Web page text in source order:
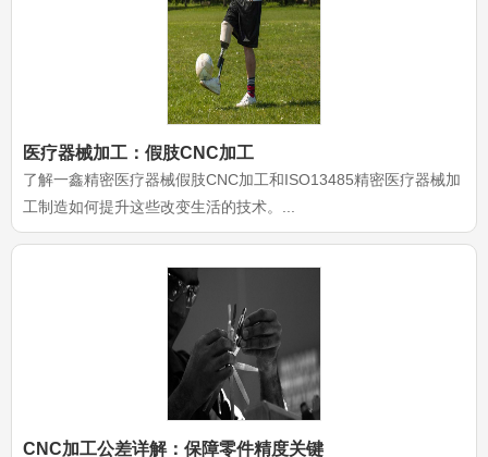
医疗器械加工：假肢CNC加工
了解一鑫精密医疗器械假肢CNC加工和ISO13485精密医疗器械加
工制造如何提升这些改变生活的技术。...
CNC加工公差详解：保障零件精度关键